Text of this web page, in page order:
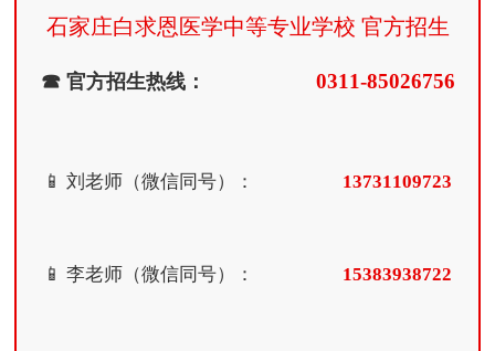
石家庄白求恩医学中等专业学校 官方招生
☎ 官方招生热线： 0311-85026756
📱 刘老师（微信同号）： 13731109723
📱 李老师（微信同号）： 15383938722